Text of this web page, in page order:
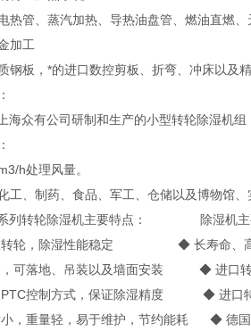
热管、蒸汽加热、导热油盘管、燃油直燃
加工
钢板，*的进口数控剪板、折弯、冲床以及
海众有公司研制和生产的小型转轮除湿机
h处理风量。
工、制药、食品、军工、仓储以及博物馆、
系列转轮除湿机主要特点： 除湿机主
转轮，除湿性能稳定 ◆ 长寿命、高效
可落地、吊装以及墙面安装 ◆ 进口转
控制方式，保证除湿精度 ◆ 进口特
，重量轻，易于维护，节约能耗 ◆ 德国